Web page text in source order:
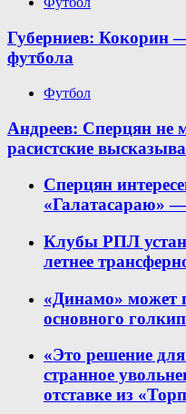
Губерниев: Кокорин
футбола
Футбол
Андреев: Сперцян не
расистские
Сперцян
«Галатасараю»
Клубы РПЛ
летнее
«Динамо» может
основного
«Это решение
странное
отставке из